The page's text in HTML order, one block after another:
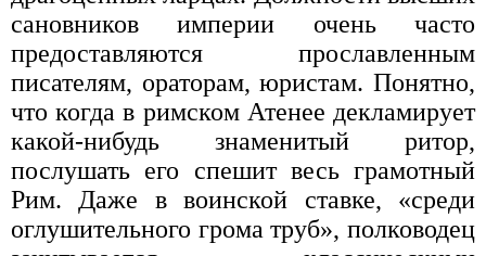
сановников империи очень часто
предоставляются прославленным
писателям, ораторам, юристам. Понятно,
что когда в римском Атенее декламирует
какой-нибудь знаменитый ритор,
послушать его спешит весь грамотный
Рим. Даже в воинской ставке, «среди
оглушительного грома труб», полководец